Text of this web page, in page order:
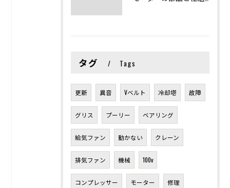
タグ Tags
更新 異音 Vベルト 冷却塔 故障
グリス プーリー ベアリング
給気ファン 動かない クレーン
排気ファン 機械 100v
コンプレッサー モーター 修理